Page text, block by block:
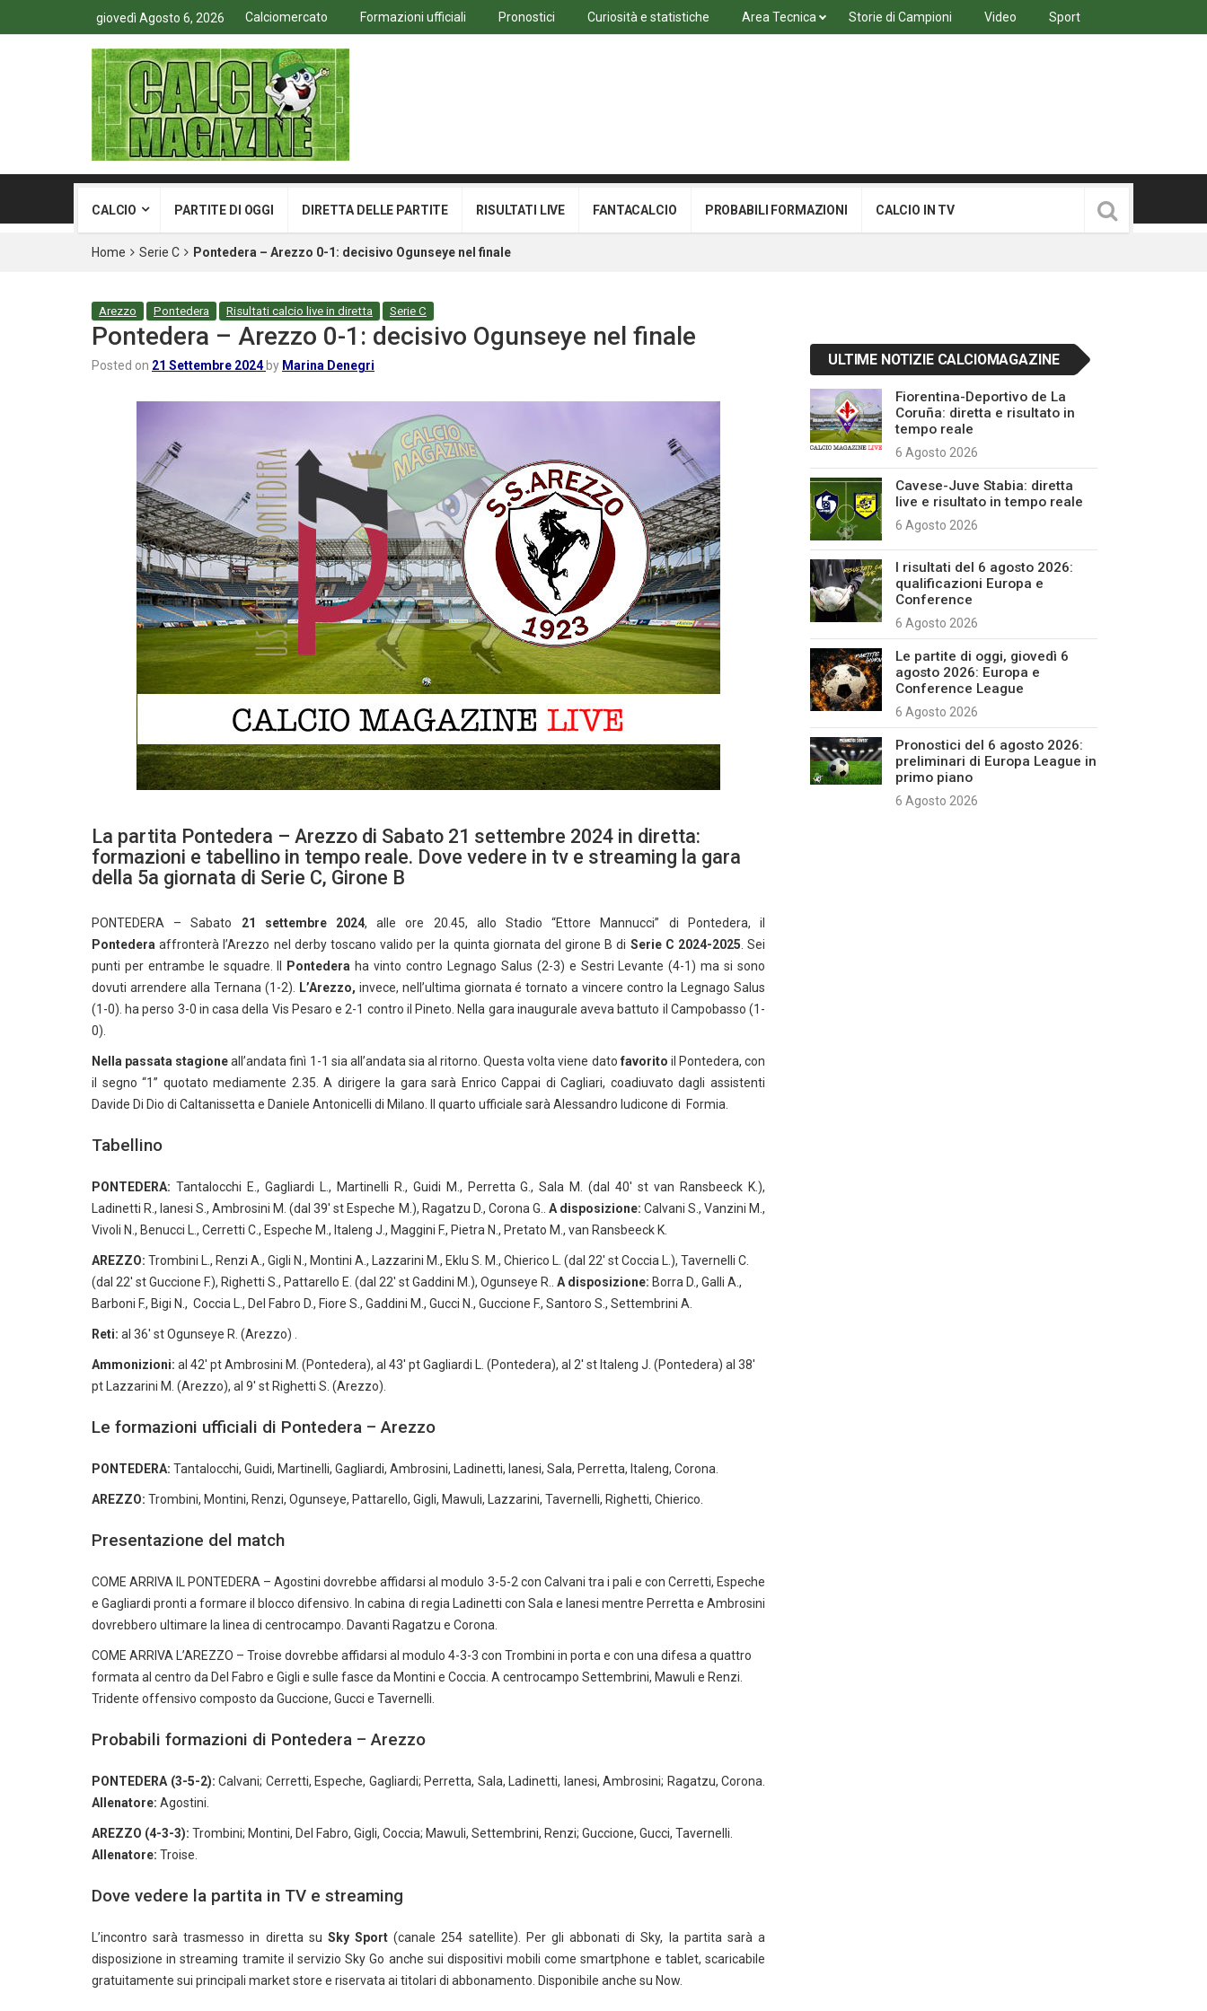
giovedì Agosto 6, 2026 Calciomercato Formazioni ufficiali Pronostici Curiosità e statistiche Area Tecnica Storie di Campioni Video Sport
CALCIO PARTITE DI OGGI DIRETTA DELLE PARTITE RISULTATI LIVE FANTACALCIO PROBABILI FORMAZIONI CALCIO IN TV
Home Serie C Pontedera – Arezzo 0-1: decisivo Ogunseye nel finale
Arezzo Pontedera Risultati calcio live in diretta Serie C
Pontedera – Arezzo 0-1: decisivo Ogunseye nel finale
Posted on 21 Settembre 2024 by Marina Denegri
La partita Pontedera – Arezzo di Sabato 21 settembre 2024 in diretta:
formazioni e tabellino in tempo reale. Dove vedere in tv e streaming la gara
della 5a giornata di Serie C, Girone B
PONTEDERA – Sabato 21 settembre 2024, alle ore 20.45, allo Stadio “Ettore Mannucci” di Pontedera, il
Pontederaaffronterà l’Arezzo nel derby toscano valido per la quinta giornata del girone B di Serie C 2024-2025 . Sei
punti per entrambe le squadre. Il
Pontedera ha vinto contro Legnago Salus (2-3) e Sestri Levante (4-1) ma si sono
dovuti arrendere alla Ternana (1-2).
L’Arezzo, invece, nell’ultima giornata é tornato a vincere contro la Legnago Salus
(1-0). ha perso 3-0 in casa della Vis Pesaro e 2-1 contro il Pineto. Nella gara inaugurale aveva battuto il Campobasso (1-
0).
Nella passata stagioneall’andata finì 1-1 sia all’andata sia al ritorno. Questa volta viene dato favorito il Pontedera, con
il segno “1” quotato mediamente 2.35. A dirigere la gara sarà Enrico Cappai di Cagliari, coadiuvato dagli assistenti
Davide Di Dio di Caltanissetta e Daniele Antonicelli di Milano. Il quarto ufficiale sarà Alessandro Iudicone di Formia.
Tabellino
PONTEDERA: Tantalocchi E., Gagliardi L., Martinelli R., Guidi M., Perretta G., Sala M. (dal 40′ st van Ransbeeck K.),
Ladinetti R., Ianesi S., Ambrosini M. (dal 39′ st Espeche M.), Ragatzu D., Corona G.. A disposizione: Calvani S., Vanzini M.,
Vivoli N., Benucci L., Cerretti C., Espeche M., Italeng J., Maggini F., Pietra N., Pretato M., van Ransbeeck K.
AREZZO: Trombini L., Renzi A., Gigli N., Montini A., Lazzarini M., Eklu S. M., Chierico L. (dal 22′ st Coccia L.), Tavernelli C.
(dal 22′ st Guccione F.), Righetti S., Pattarello E. (dal 22′ st Gaddini M.), Ogunseye R.. A disposizione: Borra D., Galli A.,
Barboni F., Bigi N., Coccia L., Del Fabro D., Fiore S., Gaddini M., Gucci N., Guccione F., Santoro S., Settembrini A.
Reti: al 36′ st Ogunseye R. (Arezzo) .
Ammonizioni: al 42′ pt Ambrosini M. (Pontedera), al 43′ pt Gagliardi L. (Pontedera), al 2′ st Italeng J. (Pontedera) al 38′
pt Lazzarini M. (Arezzo), al 9′ st Righetti S. (Arezzo).
Le formazioni ufficiali di Pontedera – Arezzo
PONTEDERA: Tantalocchi, Guidi, Martinelli, Gagliardi, Ambrosini, Ladinetti, Ianesi, Sala, Perretta, Italeng, Corona.
AREZZO: Trombini, Montini, Renzi, Ogunseye, Pattarello, Gigli, Mawuli, Lazzarini, Tavernelli, Righetti, Chierico.
Presentazione del match
COME ARRIVA IL PONTEDERA – Agostini dovrebbe affidarsi al modulo 3-5-2 con Calvani tra i pali e con Cerretti, Espeche
e Gagliardi pronti a formare il blocco difensivo. In cabina di regia Ladinetti con Sala e Ianesi mentre Perretta e Ambrosini
dovrebbero ultimare la linea di centrocampo. Davanti Ragatzu e Corona.
COME ARRIVA L’AREZZO – Troise dovrebbe affidarsi al modulo 4-3-3 con Trombini in porta e con una difesa a quattro
formata al centro da Del Fabro e Gigli e sulle fasce da Montini e Coccia. A centrocampo Settembrini, Mawuli e Renzi.
Tridente offensivo composto da Guccione, Gucci e Tavernelli.
Probabili formazioni di Pontedera – Arezzo
PONTEDERA (3-5-2): Calvani; Cerretti, Espeche, Gagliardi; Perretta, Sala, Ladinetti, Ianesi, Ambrosini; Ragatzu, Corona.
Allenatore: Agostini.
AREZZO (4-3-3): Trombini; Montini, Del Fabro, Gigli, Coccia; Mawuli, Settembrini, Renzi; Guccione, Gucci, Tavernelli.
Allenatore: Troise.
Dove vedere la partita in TV e streaming
L’incontro sarà trasmesso in diretta su Sky Sport (canale 254 satellite). Per gli abbonati di Sky, la partita sarà a
disposizione in streaming tramite il servizio Sky Go anche sui dispositivi mobili come smartphone e tablet, scaricabile
gratuitamente sui principali market store e riservata ai titolari di abbonamento. Disponibile anche su Now.
ULTIME NOTIZIE CALCIOMAGAZINE
Fiorentina-Deportivo de La
Coruña: diretta e risultato in
tempo reale
6 Agosto 2026
Cavese-Juve Stabia: diretta
live e risultato in tempo reale
6 Agosto 2026
I risultati del 6 agosto 2026:
qualificazioni Europa e
Conference
6 Agosto 2026
Le partite di oggi, giovedì 6
agosto 2026: Europa e
Conference League
6 Agosto 2026
Pronostici del 6 agosto 2026:
preliminari di Europa League in
primo piano
6 Agosto 2026